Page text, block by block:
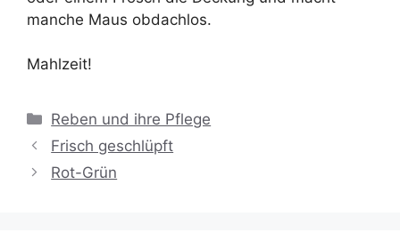
manche Maus obdachlos.
Mahlzeit!
Kategorien
Reben und ihre Pflege
Frisch geschlüpft
Rot-Grün